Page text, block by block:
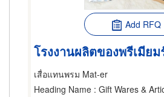
Add RFQ
โรงงานผลิตของพรีเมีย
เสื่อแทนพรม Mat-er
Heading Name : Gift Wares & Articles-Wholesale &